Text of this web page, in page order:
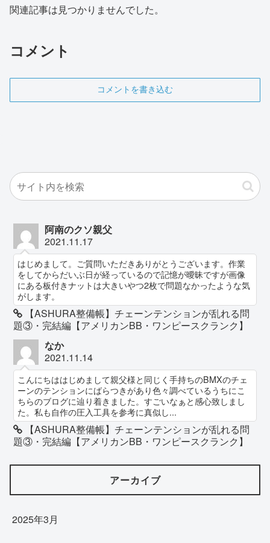
関連記事は見つかりませんでした。
コメント
コメントを書き込む
阿南のクソ親父
2021.11.17
はじめまして。ご質問いただきありがとうございます。作業
をしてからだいぶ日が経っているので記憶が曖昧ですが画像
にある板付きナットは大きいやつ2枚で問題なかったような気
がします。
【ASHURA整備帳】チェーンテンションが乱れる問
題③・完結編【アメリカンBB・ワンピースクランク】
なか
2021.11.14
こんにちははじめまして親父様と同じく手持ちのBMXのチェ
ーンのテンションにばらつきがあり色々調べているうちにこ
ちらのブログに辿り着きました。すごいなぁと感心致しまし
た。私も自作の圧入工具を参考に真似し...
【ASHURA整備帳】チェーンテンションが乱れる問
題③・完結編【アメリカンBB・ワンピースクランク】
アーカイブ
2025年3月